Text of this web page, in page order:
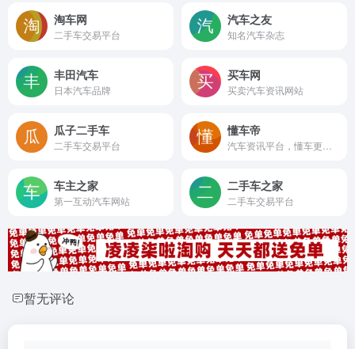
淘车网
二手车交易平台
汽车之友
知名汽车杂志
丰田汽车
日本汽车品牌
买车网
买卖汽车资讯网站
瓜子二手车
二手车交易平台
懂车帝
车主之家
第一互动汽车网站
二手车之家
二手车交易平台
暂无评论